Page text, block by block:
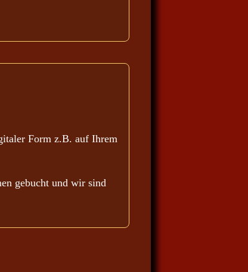
Form z.B. auf Ihrem
gebucht und wir sind